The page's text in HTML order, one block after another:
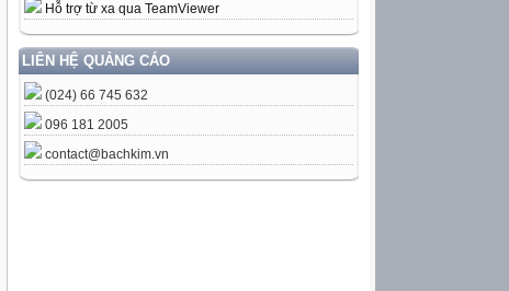
Hỗ trợ từ xa qua TeamViewer
LIÊN HỆ QUẢNG CÁO
(024) 66 745 632
096 181 2005
contact@bachkim.vn